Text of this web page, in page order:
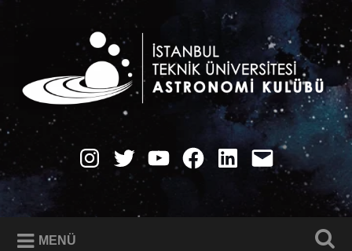
İTÜ Astronomi Kulübü
Instagram
TwitterYouTube
Facebook
LinkedIn
E-
Posta
MENÜ